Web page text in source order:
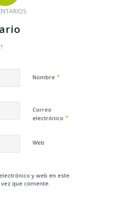
Nombre *
Correo
electrónico *
Web
y web en este
que comente.